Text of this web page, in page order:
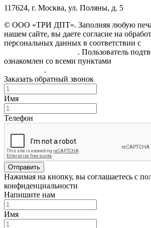
117624, г. Москва, ул. Поляны, д. 5
© ООО «ТРИ ДПТ». Заполняя любую
нашем сайте, вы даете согласие на
персональных данных в соответствии с
. Пользователь
ознакомлен со всеми пунктами
.
Заказать обратный звонок
Имя
Телефон
Отправить
Нажимая на кнопку, вы соглашаетесь с
конфиденциальности
Напишите нам
Имя